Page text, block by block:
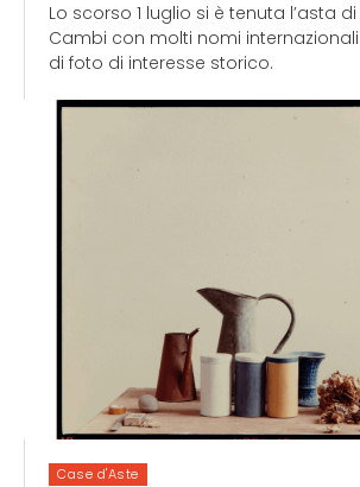
Lo scorso 1 luglio si è tenuta l’asta
Cambi con molti nomi
di foto di interesse storico.
Case d'Aste